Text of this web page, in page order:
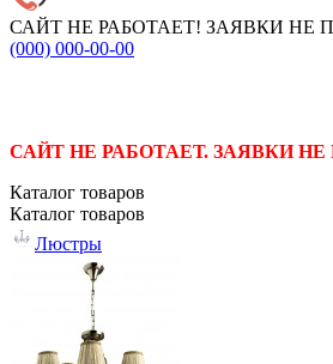
САЙТ НЕ РАБОТАЕТ! ЗАЯВКИ
(000) 000-00-00
САЙТ НЕ РАБОТАЕТ. ЗАЯВКИ
Каталог товаров
Каталог товаров
Люстры